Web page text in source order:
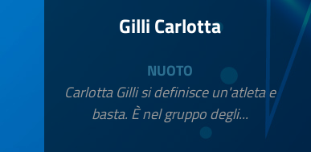
Gilli Carlotta
NUOTO
Carlotta Gilli si definisce un'atleta e
basta. È nel gruppo degli...